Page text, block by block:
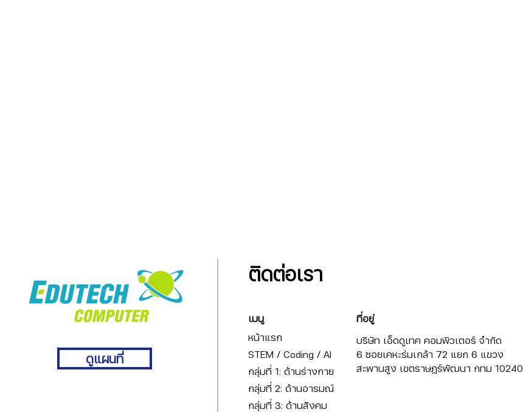
ติดต่อเรา
ดูแผนที่
เมนู
หน้าแรก
STEM / Coding / AI
กลุ่มที่ 1: ด้านร่างกาย
กลุ่มที่ 2: ด้านอารมณ์
กลุ่มที่ 3: ด้านสังคม
ที่อยู่
บริษัท เอ็ดดูเทค คอมพิวเตอร์ จำกัด
6 ซอยเคหะร่มเกล้า 72 แยก 6 แขวง
สะพานสูง เขตราษฎร์พัฒนา กทม 10240